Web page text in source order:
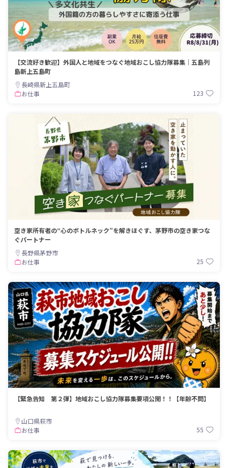
【交流好き歓迎】外国人と地域をつなぐ地域おこし協力隊募集｜五島列
島新上五島町
長崎県新上五島町
お仕事
123
空き家所有者の“心のボトルネック”を解きほぐす、茅野市の空き家つな
ぐパートナー
長野県茅野市
お仕事
25
【緊急告知 第２弾】地域おこし協力隊募集要項公開！！【年齢不問】
山口県萩市
お仕事
55